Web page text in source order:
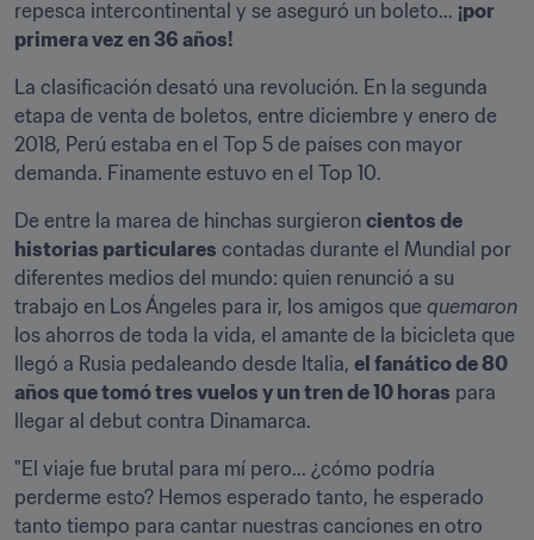
repesca intercontinental y se aseguró un boleto... ¡por
primera vez en 36 años!
La clasificación desató una revolución. En la segunda
etapa de venta de boletos, entre diciembre y enero de
2018, Perú estaba en el Top 5 de países con mayor
demanda. Finamente estuvo en el Top 10.
De entre la marea de hinchas surgieron cientos de
historias particulares contadas durante el Mundial por
diferentes medios del mundo: quien renunció a su
trabajo en Los Ángeles para ir, los amigos que quemaron
los ahorros de toda la vida, el amante de la bicicleta que
llegó a Rusia pedaleando desde Italia, el fanático de 80
años que tomó tres vuelos y un tren de 10 horas para
llegar al debut contra Dinamarca.
"El viaje fue brutal para mí pero... ¿cómo podría
perderme esto? Hemos esperado tanto, he esperado
tanto tiempo para cantar nuestras canciones en otro